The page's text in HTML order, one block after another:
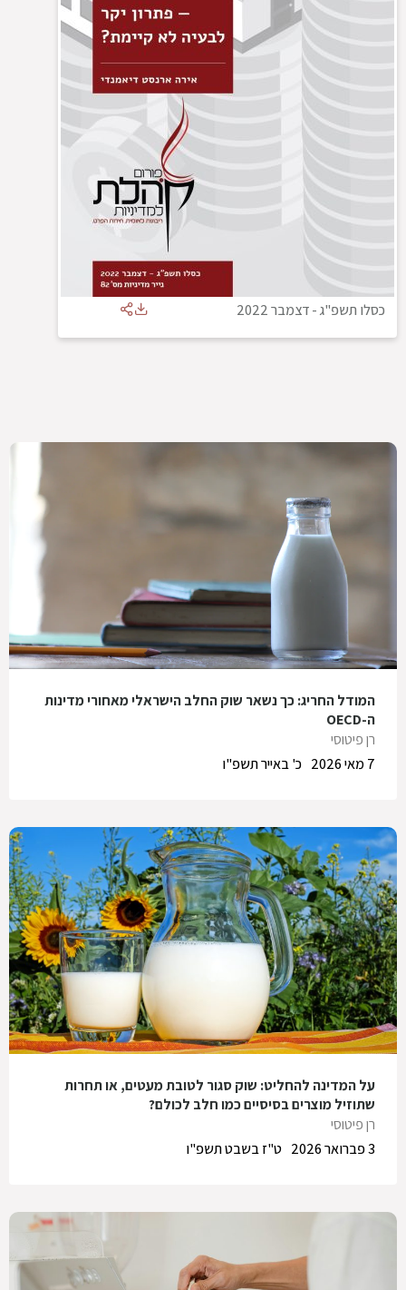
כסלו תשפ"ג-דצמבר 2022
המודל החריג: כך נשאר שוק החלב הישראלי מאחורי מדינות
ה-OECD
רן פיטוסי
כ' באייר תשפ"ו
7 מאי 2026
על המדינה להחליט: שוק סגור לטובת מעטים, או תחרות
שתוזיל מוצרים בסיסיים כמו חלב לכולם?
רן פיטוסי
ט"ז בשבט תשפ"ו
3 פברואר 2026